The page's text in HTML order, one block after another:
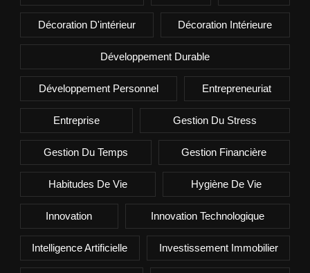
Décoration D'intérieur Décoration Intérieure
Développement Durable
Développement Personnel Entrepreneuriat
Entreprise Gestion Du Stress
Gestion Du Temps Gestion Financière
Habitudes De Vie Hygiène De Vie
Innovation Innovation Technologique
Intelligence Artificielle Investissement Immobilier